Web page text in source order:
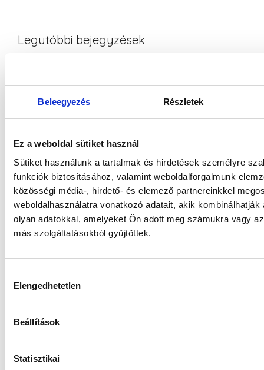
Beleegyezés Részletek
Ez a weboldal sütiket használ
Sütiket használunk a tartalmak és hirdetések személyre
funkciók biztosításához, valamint weboldalforgalmunk
közösségi média-, hirdető- és elemező partnereinkkel
weboldalhasználatra vonatkozó adatait, akik kombinálhatják
olyan adatokkal, amelyeket Ön adott meg számukra vagy
más szolgáltatásokból gyűjtöttek.
kiválasztása
Elengedhetetlen
Beállítások
Statisztikai
Legutóbbi bejegyzések
hirdetések alapjai
Növeld vállalkozásod sikereit az online
Weboldal készítés saját kezűleg vs. profi
WordPress honlapkészítés. Melyik éri meg?
Keresőoptimalizálás kezdőknek
Online kommunikáció a COVID-19 idején 3. rész
Legutóbbi hozzászólások
Keresőoptimalizálás kezdőknek - V.AD
kezdőknek
MARKETING